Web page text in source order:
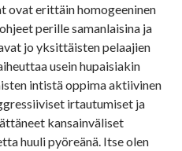
ovat erittäin homogeeninen
perille samanlaisina ja
jo yksittäisten pelaajien
usein hupaisiakin
intistä oppima aktiivinen
irtautumiset ja
kansainväliset
huuli pyöreänä. Itse olen